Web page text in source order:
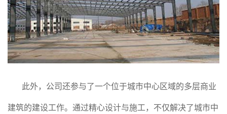
此外，公司还参与了一个位于城市中心区域的多层商业
建筑的建设工作。通过精心设计与施工，不仅解决了城市中